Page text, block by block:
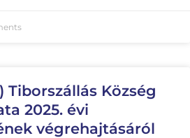
Tiborszállás Község
2025. évi
végrehajtásáról